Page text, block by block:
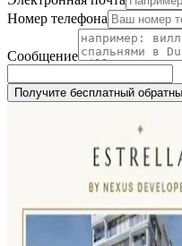
Номер телефона
Сообщение
Получите бесплатный